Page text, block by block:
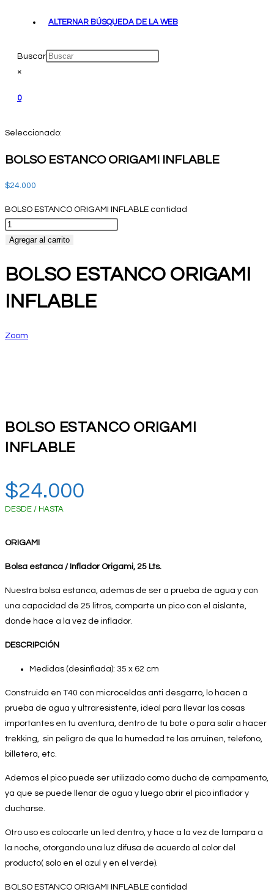
ALTERNAR BÚSQUEDA DE LA WEB
Buscar
×
0
Seleccionado:
BOLSO ESTANCO ORIGAMI INFLABLE
$24.000
BOLSO ESTANCO ORIGAMI INFLABLE cantidad
Agregar al carrito
BOLSO ESTANCO ORIGAMI
INFLABLE
Zoom
BOLSO ESTANCO ORIGAMI
INFLABLE
$24.000
DESDE / HASTA
ORIGAMI
Bolsa estanca / Inflador Origami, 25 Lts.
Nuestra bolsa estanca, ademas de ser a prueba de agua y con
una capacidad de 25 litros, comparte un pico con el aislante,
donde hace a la vez de inflador.
DESCRIPCIÓN
Medidas (desinflada): 35 x 62 cm
Construida en T40 con microceldas anti desgarro, lo hacen a
prueba de agua y ultraresistente, ideal para llevar las cosas
importantes en tu aventura, dentro de tu bote o para salir a hacer
trekking, sin peligro de que la humedad te las arruinen, telefono,
billetera, etc.
Ademas el pico puede ser utilizado como ducha de campamento,
ya que se puede llenar de agua y luego abrir el pico inflador y
ducharse.
Otro uso es colocarle un led dentro, y hace a la vez de lampara a
la noche, otorgando una luz difusa de acuerdo al color del
producto( solo en el azul y en el verde).
BOLSO ESTANCO ORIGAMI INFLABLE cantidad